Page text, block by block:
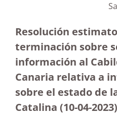
Resolución
terminación sobre
información al
Canaria relativa a
sobre el estado de
Catalina (10-04-2023)